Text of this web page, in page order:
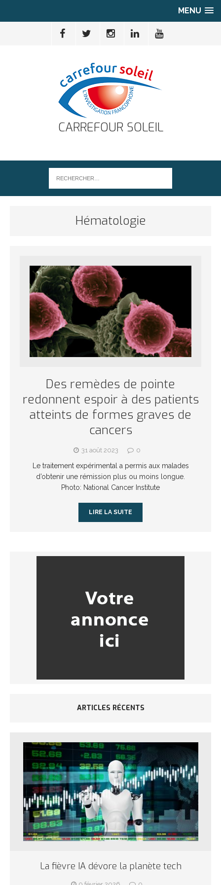
MENU
CARREFOUR SOLEIL
Hématologie
Des remèdes de pointe
redonnent espoir à des patients
atteints de formes graves de
cancers
31 août 2023 0
Le traitement expérimental a permis aux malades
d’obtenir une rémission plus ou moins longue.
Photo: National Cancer Institute
LIRE LA SUITE
ARTICLES RÉCENTS
La fièvre IA dévore la planète tech